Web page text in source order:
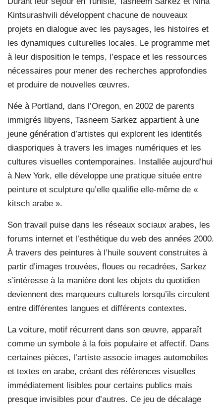
Kintsurashvili développent chacune de nouveaux
projets en dialogue avec les paysages, les histoires et
les dynamiques culturelles locales. Le programme met
à leur disposition le temps, l’espace et les ressources
nécessaires pour mener des recherches approfondies
et produire de nouvelles œuvres.
Née à Portland, dans l’Oregon, en 2002 de parents
immigrés libyens, Tasneem Sarkez appartient à une
jeune génération d’artistes qui explorent les identités
diasporiques à travers les images numériques et les
cultures visuelles contemporaines. Installée aujourd’hui
à New York, elle développe une pratique située entre
peinture et sculpture qu’elle qualifie elle-même de «
kitsch arabe ».
Son travail puise dans les réseaux sociaux arabes, les
forums internet et l’esthétique du web des années 2000.
À travers des peintures à l’huile souvent construites à
partir d’images trouvées, floues ou recadrées, Sarkez
s’intéresse à la manière dont les objets du quotidien
deviennent des marqueurs culturels lorsqu’ils circulent
entre différentes langues et différents contextes.
La voiture, motif récurrent dans son œuvre, apparaît
comme un symbole à la fois populaire et affectif. Dans
certaines pièces, l’artiste associe images automobiles
et textes en arabe, créant des références visuelles
immédiatement lisibles pour certains publics mais
presque invisibles pour d’autres. Ce jeu de décalage